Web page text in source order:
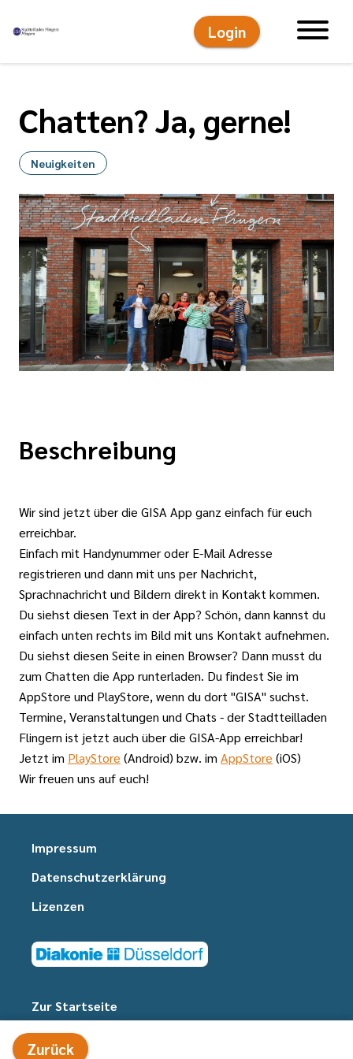
Login
Chatten? Ja, gerne!
Neuigkeiten
Beschreibung
Wir sind jetzt über die GISA App ganz einfach für euch
erreichbar.
Einfach mit Handynummer oder E-Mail Adresse
registrieren und dann mit uns per Nachricht,
Sprachnachricht und Bildern direkt in Kontakt kommen.
Du siehst diesen Text in der App? Schön, dann kannst du
einfach unten rechts im Bild mit uns Kontakt aufnehmen.
Du siehst diesen Seite in einen Browser? Dann musst du
zum Chatten die App runterladen. Du findest Sie im
AppStore und PlayStore, wenn du dort "GISA" suchst.
Termine, Veranstaltungen und Chats - der Stadtteilladen
Flingern ist jetzt auch über die GISA-App erreichbar!
Jetzt im PlayStore (Android) bzw. im AppStore (iOS)
Wir freuen uns auf euch!
Zurück
Impressum
Datenschutzerklärung
Lizenzen
Zur Startseite